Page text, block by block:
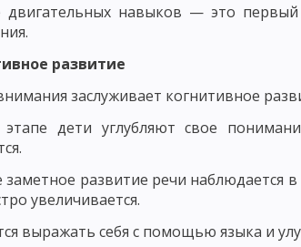
КОМПОНЕНТЫ ПЕДАГОГИЧЕСКОГО ПРОЦЕССА
ФОРМИРОВАНИЯ ЛИЧНОСТИ
ПРОЦЕССА СОДЕРЖАНИЕ
МАСТЕРСТВО И ЕГО ЭЛЕМЕНТЫ УРОВНИ
ТЕХНИКА: РЕЧЬ ПЕДАГОГА, УМЕНИЕ
ОСНОВНЫЕ ТРЕБОВАНИЯ К УЧИТЕЛЮ:
двигательных навыков — это
развитие
заслуживает когнитивное
дети углубляют свое
заметное развитие речи наблюдается
увеличивается.
выражать себя с помощью языка и